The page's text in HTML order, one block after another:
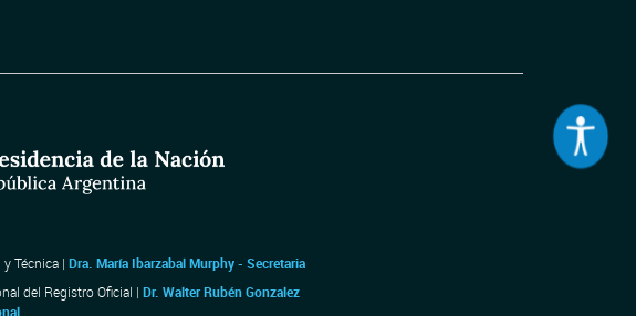
Técnica | Dra. María Ibarzabal Murphy - Secretaria
del Registro Oficial | Dr. Walter Rubén Gonzalez